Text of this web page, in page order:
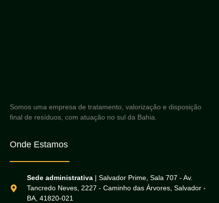
Somos uma empresa de tratamento, valorização e disposição
final de resíduos, com atuação no sul da Bahia.
Onde Estamos
Sede administrativa | Salvador Prime, Sala 707 - Av.
Tancredo Neves, 2227 - Caminho das Árvores, Salvador -
BA, 41820-021